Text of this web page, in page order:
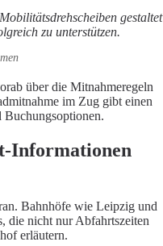
gestaltet
zu unterstützen.
über die Mitnahmeregeln
im Zug gibt einen
Informationen
Bahnhöfe wie Leipzig und
die nicht nur Abfahrtszeiten
erläutern.